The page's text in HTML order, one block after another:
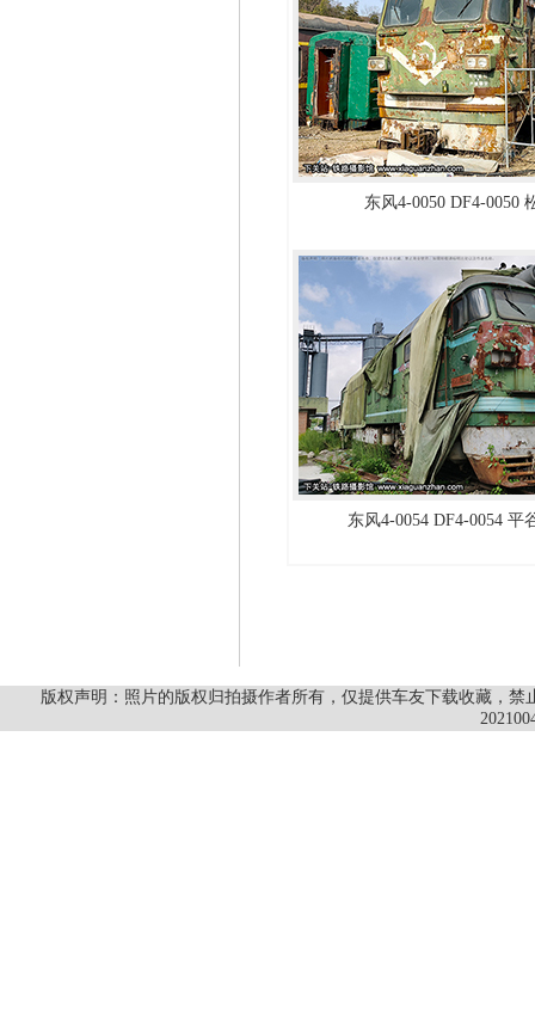
东风4-0050 DF4-0050
东风4-0054 DF4-0054 平
版权声明：照片的版权归拍摄作者所有，仅提供车友下载收藏，